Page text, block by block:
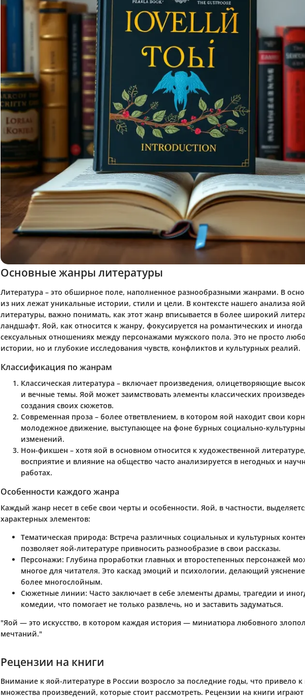
Основные жанры литературы
Литература – это обширное поле, наполненное разнообразными жанрами. В
из них лежат уникальные истории, стили и цели. В контексте нашего анализа
литературы, важно понимать, как этот жанр вписывается в более широкий
ландшафт. Яой, как относится к жанру, фокусируется на романтических и иногда
сексуальных отношениях между персонажами мужского пола. Это не просто
истории, но и глубокие исследования чувств, конфликтов и культурных реалий.
Классификация по жанрам
Классическая литература – включает произведения, олицетворяющие
и вечные темы. Яой может заимствовать элементы классических
создания своих сюжетов.
Современная проза – более ответвлением, в котором яой находит свои
молодежное движение, выступающее на фоне бурных социально-
изменений.
Нон-фикшен – хотя яой в основном относится к художественной
восприятие и влияние на общество часто анализируется в негодных и
работах.
Особенности каждого жанра
Каждый жанр несет в себе свои черты и особенности. Яой, в частности,
характерных элементов:
Тематическая природа: Встреча различных социальных и культурных
позволяет яой-литературе привносить разнообразие в свои рассказы.
Персонажи: Глубина проработки главных и второстепенных персонажей
многое для читателя. Это каскад эмоций и психологии, делающий
более многослойным.
Сюжетные линии: Часто заключает в себе элементы драмы, трагедии и
комедии, что помогает не только развлечь, но и заставить задуматься.
"Яой — это искусство, в котором каждая история — миниатюра любовного
мечтаний."
Рецензии на книги
Внимание к яой-литературе в России возросло за последние годы, что привело
множества произведений, которые стоит рассмотреть. Рецензии на книги